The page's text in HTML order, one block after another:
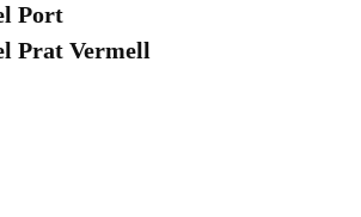
Port
Prat Vermell